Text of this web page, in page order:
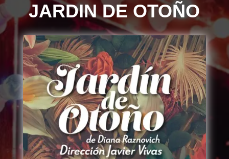
JARDIN DE OTOÑO